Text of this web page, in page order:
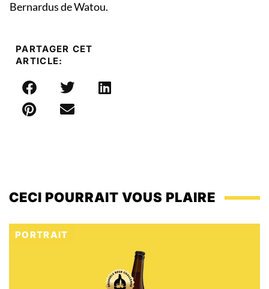
Bernardus de Watou.
PARTAGER CET
ARTICLE:
CECI POURRAIT VOUS PLAIRE
PORTRAIT